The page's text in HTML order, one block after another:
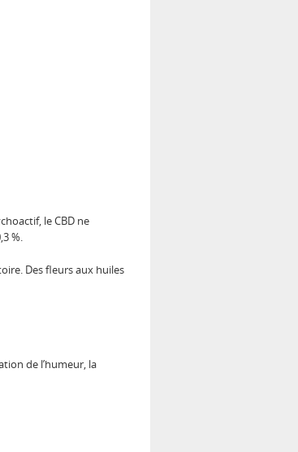
le CBD ne
%.
Des fleurs aux huiles
de l’humeur, la